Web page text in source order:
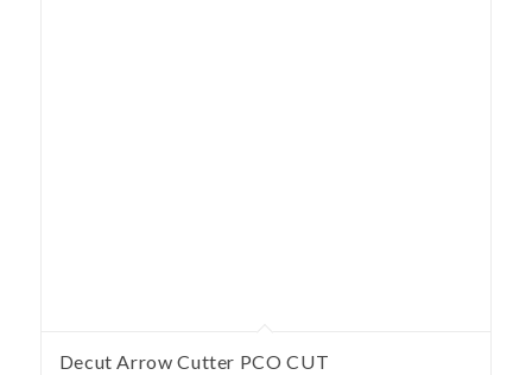
Decut Arrow Cutter PCO CUT